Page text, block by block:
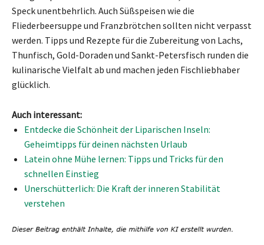
Speck unentbehrlich. Auch Süßspeisen wie die
Fliederbeersuppe und Franzbrötchen sollten nicht verpasst
werden. Tipps und Rezepte für die Zubereitung von Lachs,
Thunfisch, Gold-Doraden und Sankt-Petersfisch runden die
kulinarische Vielfalt ab und machen jeden Fischliebhaber
glücklich.
Auch interessant:
Entdecke die Schönheit der Liparischen Inseln:
Geheimtipps für deinen nächsten Urlaub
Latein ohne Mühe lernen: Tipps und Tricks für den
schnellen Einstieg
Unerschütterlich: Die Kraft der inneren Stabilität
verstehen